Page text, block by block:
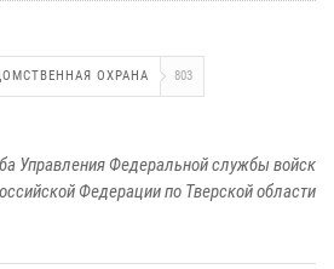
ОХРАНА 803
Управления Федеральной службы войск
Федерации по Тверской области